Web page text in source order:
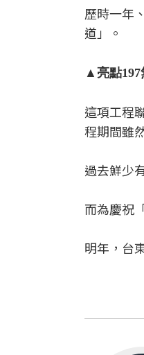
歷時一年
道」。
▲亮點197
這項工程
程期間雖
過去鮮少
而為慶祝
明年，台